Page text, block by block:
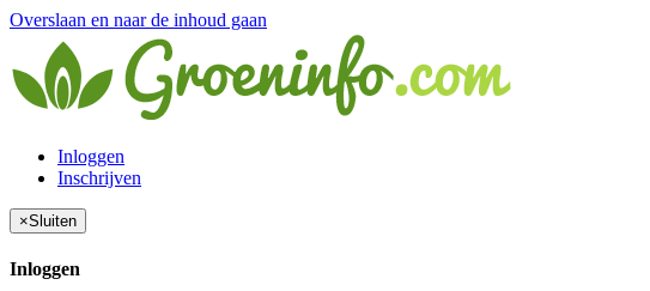
Overslaan en naar de inhoud gaan
Inloggen
Inschrijven
×Sluiten
Inloggen